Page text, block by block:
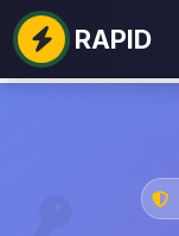
RAPID